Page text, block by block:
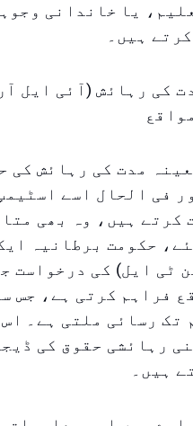
یا خاندانی
ہیں۔
کی رہائش (آئی ایل
مدت کی رہائش کی
فی الحال اسے
کرتے ہیں، وہ بھی
حکومت برطانیہ
ٹی ایل) کی درخواست
فراہم کرتی ہے، جس
تک رسائی ملتی ہے۔ اس
رہائشی حقوق کی
ہیں۔